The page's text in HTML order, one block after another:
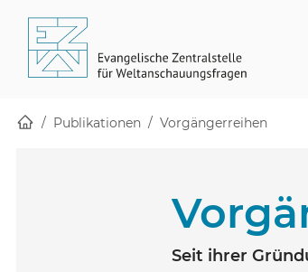
Skip to main content
Publikationen Vorgängerreihen
Seit ihrer
(öffnet in einem neuen Fenster)